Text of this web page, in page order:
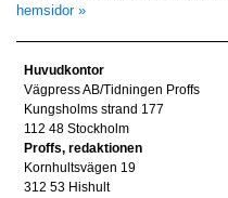
hemsidor »
Huvudkontor
Vägpress AB/Tidningen Proffs
Kungsholms strand 177
112 48 Stockholm
Proffs, redaktionen
Kornhultsvägen 19
312 53 Hishult